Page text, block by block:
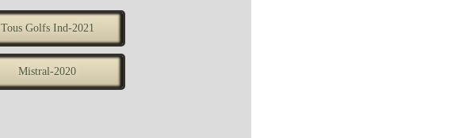
Tous Golfs Ind-2021
Mistral-2020